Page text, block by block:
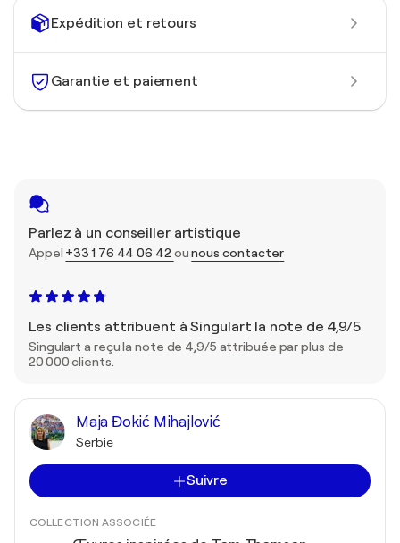
Expédition et retours
Garantie et paiement
Parlez à un conseiller artistique
Appel +33 1 76 44 06 42 ounous contacter
Les clients attribuent à Singulart la note de 4,9/5
Singulart a reçu la note de 4,9/5 attribuée par plus de
20 000 clients.
Maja Đokić Mihajlović
Serbie
Suivre
COLLECTION ASSOCIÉE